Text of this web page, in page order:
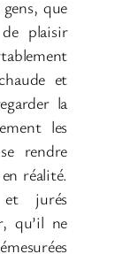
que
plaisir
et
la
les
rendre
réalité.
et jurés
qu’il ne